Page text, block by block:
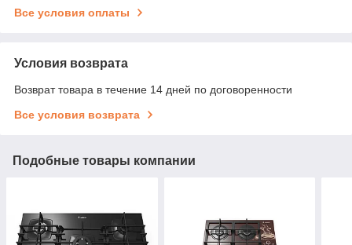
Все условия оплаты
Условия возврата
Возврат товара в течение 14 дней по договоренности
Все условия возврата
Подобные товары компании